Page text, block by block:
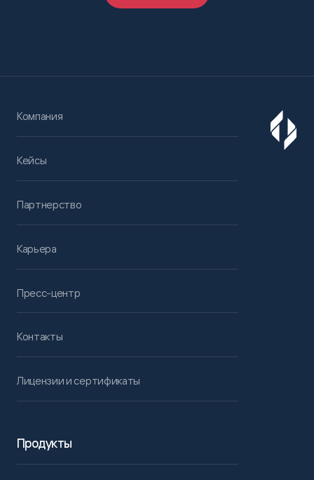
Компания
Кейсы
Партнерство
Карьера
Пресс-центр
Контакты
Лицензии и сертификаты
Продукты